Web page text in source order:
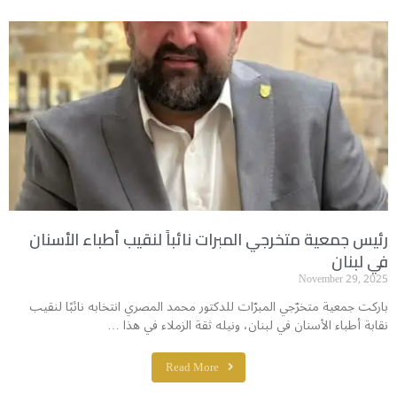
رئيس جمعية متخرجي المبرات نائباً لنقيب أطباء الأسنان
في لبنان
November 29, 2025
باركت جمعية متخرّجي المبرّات للدكتور محمد المصري انتخابه نائبًا لنقيب
نقابة أطباء الأسنان في لبنان، ونيله ثقة الزملاء في هذا …
Read More